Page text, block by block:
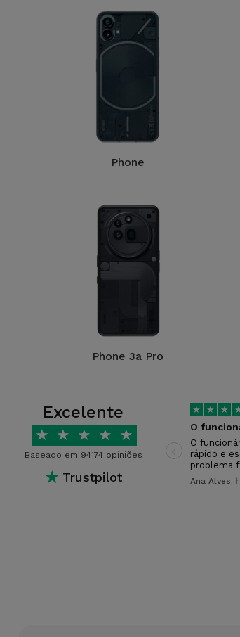
Phone
Phone 3a Pro
Excelente
★ ★ ★ ★ ★
Baseado em 94174 opiniões
★ Trustpilot
★ ★ ★
O
rápido e
problema
Ana Alves,